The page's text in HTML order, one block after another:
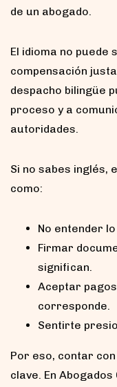
de un abogado.
El idioma no
compensación
despacho bilingüe
proceso y a
autoridades.
Si no sabes inglés,
como:
No entender
Firmar
significan.
Aceptar
corresponde.
Sentirte
Por eso, contar
clave. En